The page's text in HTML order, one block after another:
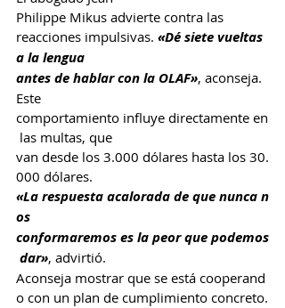
Philippe Mikus advierte contra las
reacciones impulsivas. «Dé siete vueltas
a la lengua
antes de hablar con la OLAF», aconseja.
Este
comportamiento influye directamente en
las multas, que
van desde los 3.000 dólares hasta los 30.
000 dólares.
«La respuesta acalorada de que nunca n
os
conformaremos es la peor que podemos
dar», advirtió.
Aconseja mostrar que se está cooperand
o con un plan de cumplimiento concreto.